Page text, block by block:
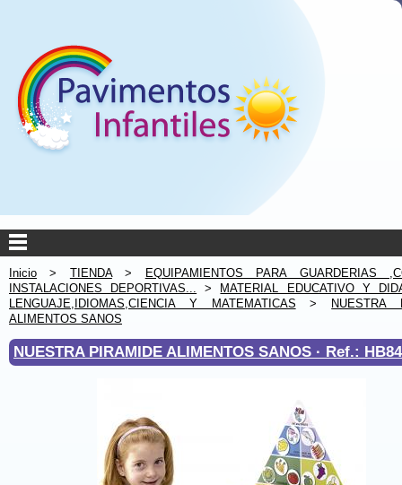
Inicio > TIENDA>
EQUIPAMIENTOS PARA GUARDERIAS
INSTALACIONES DEPORTIVAS... >
MATERIAL EDUCATIVO Y
LENGUAJE,IDIOMAS,CIENCIA Y MATEMATICAS >
NUESTRA
ALIMENTOS SANOS
NUESTRA PIRAMIDE ALIMENTOS SANOS · Ref.: